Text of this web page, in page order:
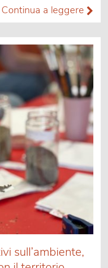
Continua a leggere
sull’ambiente,